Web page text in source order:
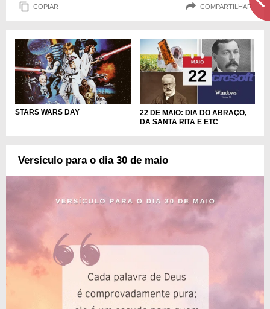
COPIAR COMPARTILHAR
STARS WARS DAY
22 DE MAIO: DIA DO ABRAÇO,
DA SANTA RITA E ETC
Versículo para o dia 30 de maio